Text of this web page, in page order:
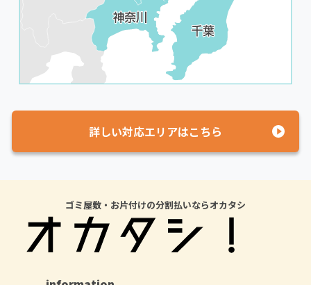
詳しい対応エリアはこちら
ゴミ屋敷・お片付けの分割払いならオカタシ